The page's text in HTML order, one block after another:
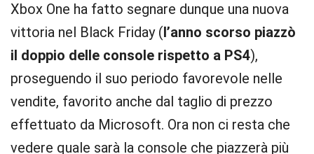
Xbox One ha fatto segnare dunque una nuova
vittoria nel Black Friday (l’anno scorso piazzò
il doppio delle console rispetto a PS4),
proseguendo il suo periodo favorevole nelle
vendite, favorito anche dal taglio di prezzo
effettuato da Microsoft. Ora non ci resta che
vedere quale sarà la console che piazzerà più